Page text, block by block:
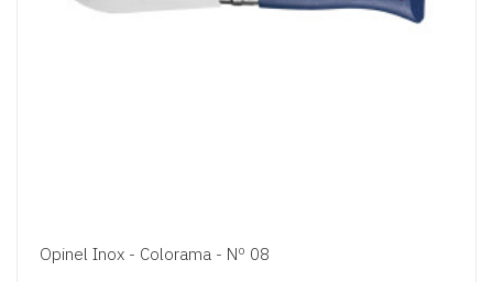
Opinel Inox - Colorama - Nº 08